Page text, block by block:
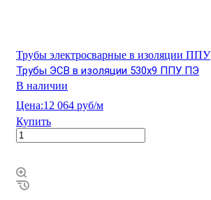
Трубы электросварные в изоляции ППУ
Трубы ЭСВ в изоляции 530х9 ППУ ПЭ
В наличии
Цена:12 064 руб/м
Купить